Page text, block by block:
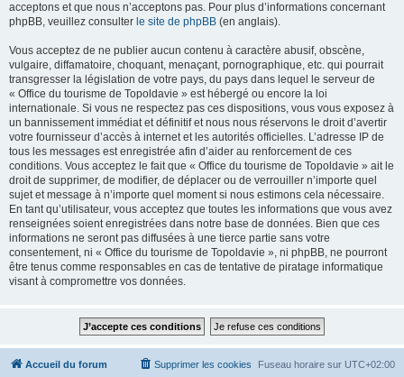
acceptons et que nous n’acceptons pas. Pour plus d’informations concernant
phpBB, veuillez consulter le site de phpBB (en anglais).
Vous acceptez de ne publier aucun contenu à caractère abusif, obscène,
vulgaire, diffamatoire, choquant, menaçant, pornographique, etc. qui pourrait
transgresser la législation de votre pays, du pays dans lequel le serveur de
« Office du tourisme de Topoldavie » est hébergé ou encore la loi
internationale. Si vous ne respectez pas ces dispositions, vous vous exposez à
un bannissement immédiat et définitif et nous nous réservons le droit d’avertir
votre fournisseur d’accès à internet et les autorités officielles. L’adresse IP de
tous les messages est enregistrée afin d’aider au renforcement de ces
conditions. Vous acceptez le fait que « Office du tourisme de Topoldavie » ait le
droit de supprimer, de modifier, de déplacer ou de verrouiller n’importe quel
sujet et message à n’importe quel moment si nous estimons cela nécessaire.
En tant qu’utilisateur, vous acceptez que toutes les informations que vous avez
renseignées soient enregistrées dans notre base de données. Bien que ces
informations ne seront pas diffusées à une tierce partie sans votre
consentement, ni « Office du tourisme de Topoldavie », ni phpBB, ne pourront
être tenus comme responsables en cas de tentative de piratage informatique
visant à compromettre vos données.
Accueil du forum Fuseau horaire sur UTC+02:00
Supprimer les cookies